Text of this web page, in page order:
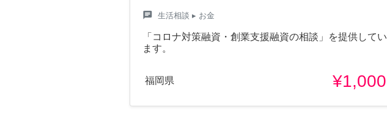
chat 生活相談 ▸ お金
「コロナ対策融資・創業支援融資の相談」を提供してい
ます。
福岡県 ¥1,000